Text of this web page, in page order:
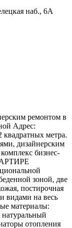
наб., 6А
ремонтом в
Адрес:
метра.
дизайнерским
бизнес-
зоной, две
постирочная
видами на весь
материалы:
натуральный
отопления